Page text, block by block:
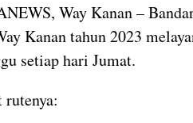
Way Kanan –
Kanan tahun 2023
setiap hari Jumat.